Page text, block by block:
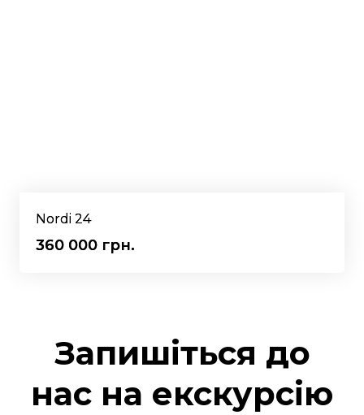
Nordi 24
360 000 грн.
Запишіться до
нас на екскурсію